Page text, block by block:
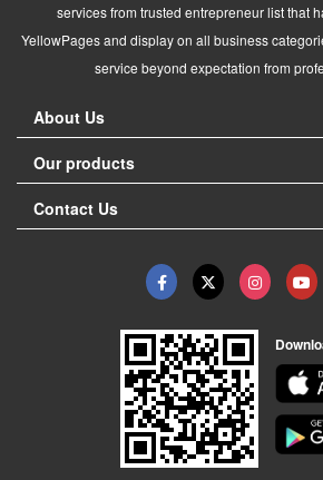
services from trusted entrepreneur list that
YellowPages and display on all business
service beyond expectation from
About Us
Our products
Contact Us